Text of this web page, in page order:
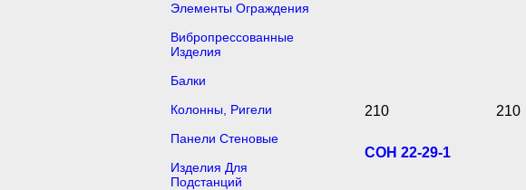
210 210
СОН 22-29-1
Элементы Ограждения
Вибропрессованные
Изделия
Балки
Колонны, Ригели
Панели Стеновые
Изделия Для
Подстанций